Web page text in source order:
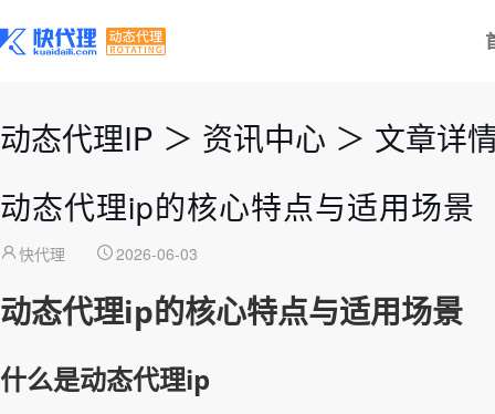
动态代理IP ＞ 资讯中心 ＞ 文章详
动态代理ip的核心特点与适用场景
快代理 2026-06-03
动态代理ip的核心特点与适用场景
什么是动态代理ip